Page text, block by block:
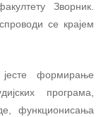
Зворник.
се крајем
формирање
програма,
функционисања